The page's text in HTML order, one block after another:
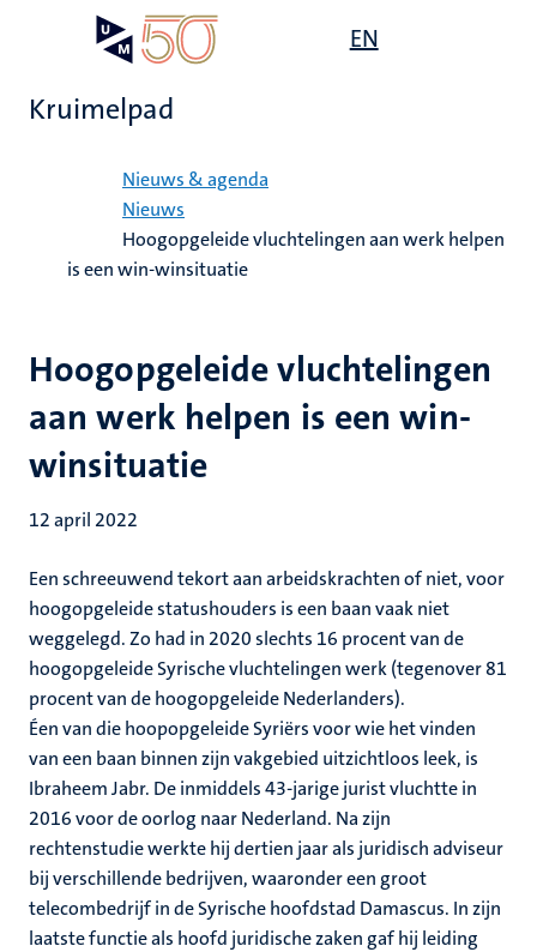
EN
Kruimelpad
Nieuws & agenda
Nieuws
Hoogopgeleide vluchtelingen aan werk helpen
is een win-winsituatie
Hoogopgeleide vluchtelingen
aan werk helpen is een win-
winsituatie
12 april 2022
Een schreeuwend tekort aan arbeidskrachten of niet, voor
hoogopgeleide statushouders is een baan vaak niet
weggelegd. Zo had in 2020 slechts 16 procent van de
hoogopgeleide Syrische vluchtelingen werk (tegenover 81
procent van de hoogopgeleide Nederlanders).
Éen van die hoopopgeleide Syriërs voor wie het vinden
van een baan binnen zijn vakgebied uitzichtloos leek, is
Ibraheem Jabr. De inmiddels 43-jarige jurist vluchtte in
2016 voor de oorlog naar Nederland. Na zijn
rechtenstudie werkte hij dertien jaar als juridisch adviseur
bij verschillende bedrijven, waaronder een groot
telecombedrijf in de Syrische hoofdstad Damascus. In zijn
laatste functie als hoofd juridische zaken gaf hij leiding